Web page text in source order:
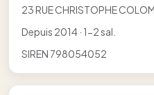
23 RUE CHRISTOPHE
Depuis 2014 · 1-2 sal.
SIREN 798054052